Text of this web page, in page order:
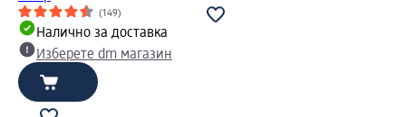
(149)
Налично за доставка
Изберете dm магазин